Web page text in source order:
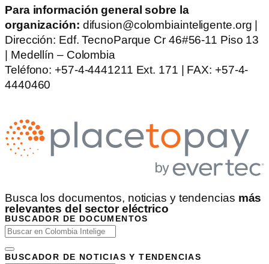
Para información general sobre la
organización: difusion@colombiainteligente.org |
Dirección: Edf. TecnoParque Cr 46#56-11 Piso 13
| Medellín – Colombia
Teléfono: +57-4-4441211 Ext. 171 | FAX: +57-4-
4440460
Busca los documentos, noticias y tendencias más
relevantes del sector eléctrico
BUSCADOR DE DOCUMENTOS
BUSCADOR DE NOTICIAS Y TENDENCIAS